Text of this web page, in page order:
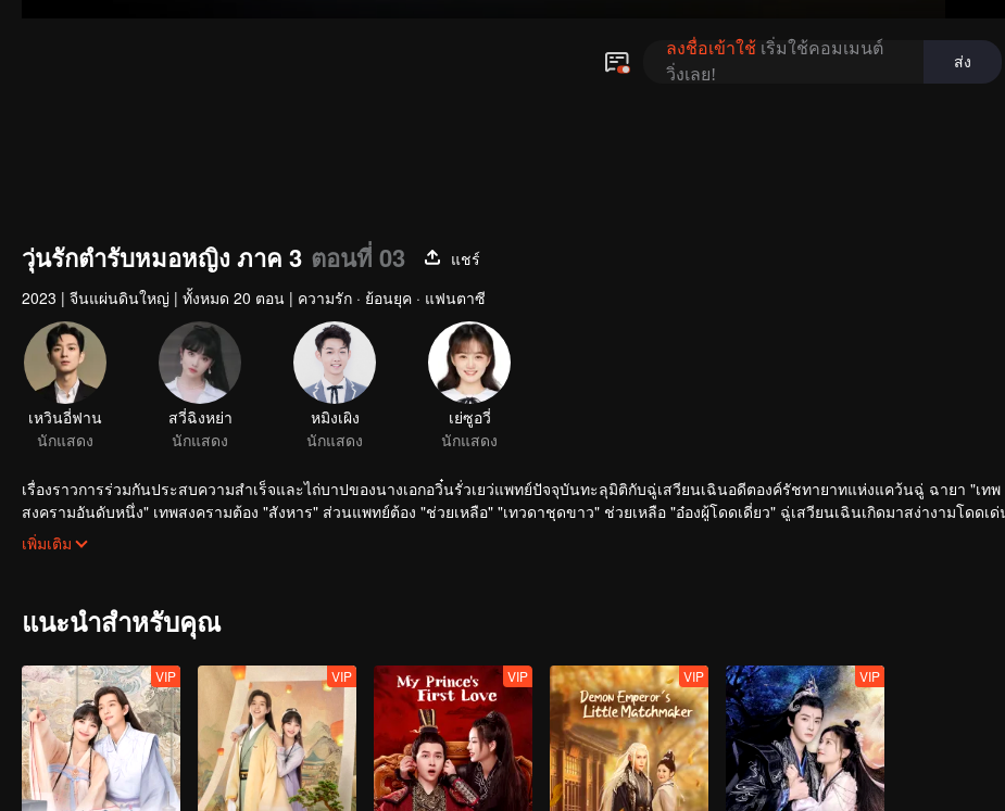
วุ่นรักตำรับหมอหญิง ภาค 3 ตอนที่ 03
แชร์
2023 | จีนแผ่นดินใหญ่ | ทั้งหมด 20 ตอน | ความรัก · ย้อนยุค · แฟนตาซี
เหวินอี่ฟาน
นักแสดง
สวี่ฉิงหย่า
นักแสดง
หมิงเผิง
นักแสดง
เย่ซูอวี่
นักแสดง
เรื่องราวการร่วมกันประสบความสำเร็จและไถ่บาปของนางเอกอวิ๋นรั่วเยว่แพทย์ปัจจุบันทะลุมิติกับฉู่เสวียนเฉินอดีตองค์รัชทายาทแห่งแคว้นฉู่ ฉายา "เทพ
สงครามอันดับหนึ่ง" เทพสงครามต้อง "สังหาร" ส่วนแพทย์ต้อง "ช่วยเหลือ" "เทวดาชุดขาว" ช่วยเหลือ "อ๋องผู้โดดเดี่ยว" ฉู่เสวียนเฉินเกิดมาสง่างามโดดเด่
กล้าหาญมากเล่ห์กล อยู่กับความแค้นที่ถูกสังหารบิดา แต่ก็ได้อวิ๋นรั่วเยว่ที่รักษาคนและรักษาใจไปพร้อมกัน ทั้งสองเริ่มจากความไม่ชอบหน้าจนเริ่มวางอคติ
เพิ่มเติม
แนะนำสำหรับคุณ
VIP VIP VIP VIP VIP